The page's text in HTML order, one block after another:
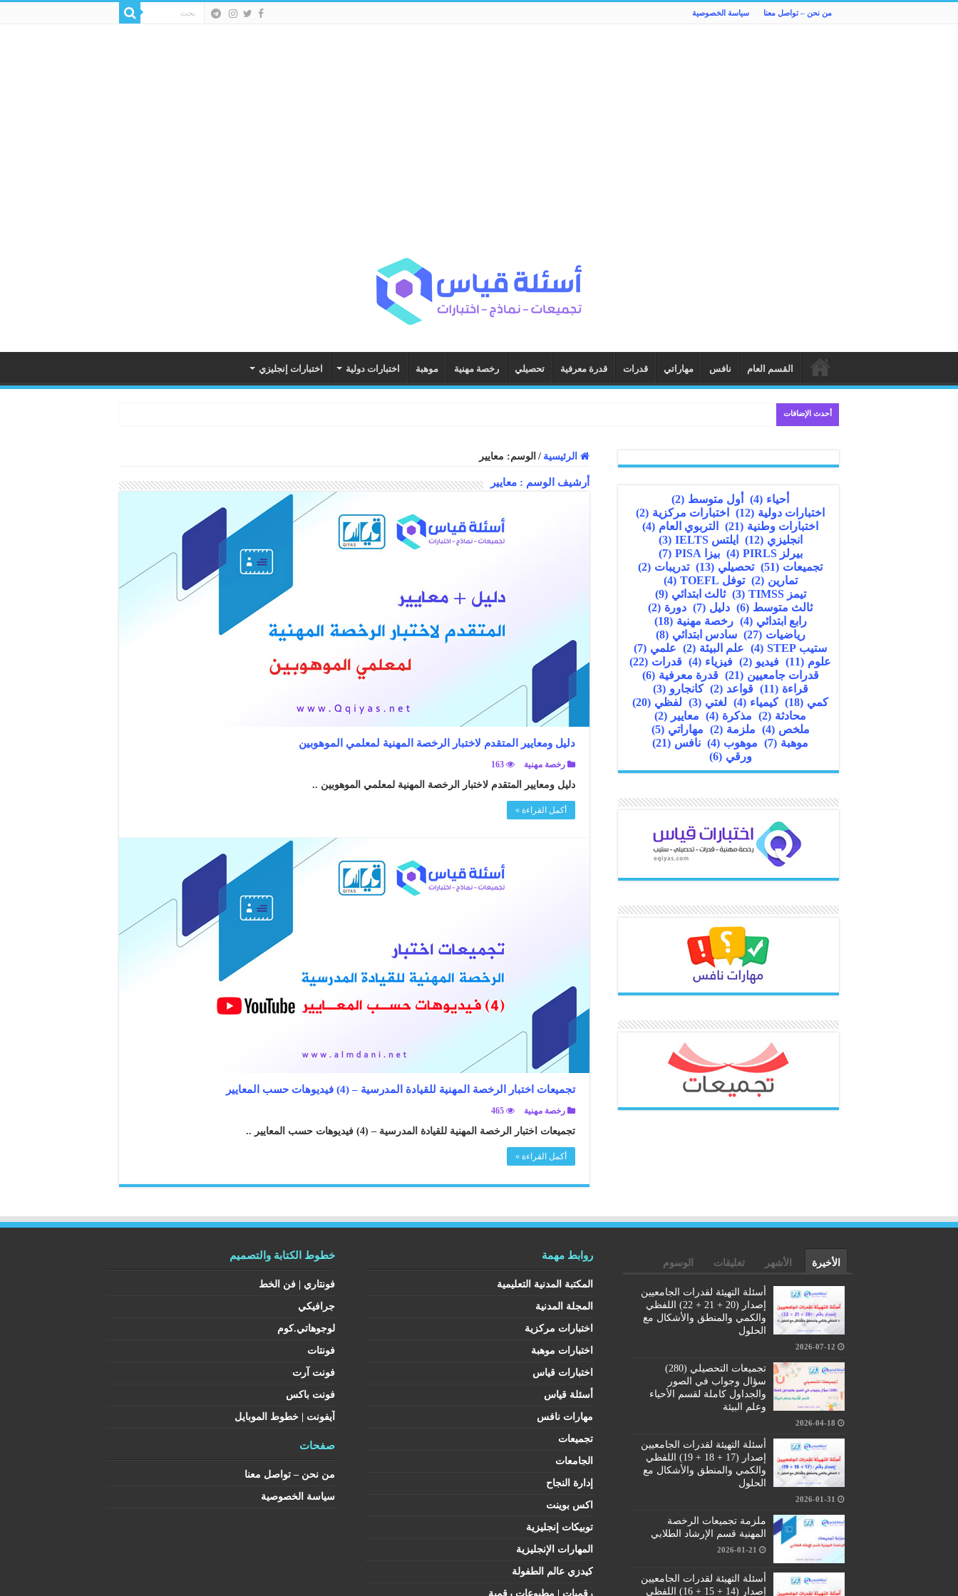
من نحن – تواصل معنا سياسة الخصوصية
القسم العام نافس مهاراتي قدرات قدرة معرفية تحصيلي رخصة مهنية موهبة اختبارات دولية اختبارات إنجليزي
أحدث الإضافات
الرئيسية / الوسم: معايير
أرشيف الوسم : معايير
دليل ومعايير المتقدم لاختبار الرخصة المهنية لمعلمي الموهوبين
رخصة مهنية 163
دليل ومعايير المتقدم لاختبار الرخصة المهنية لمعلمي الموهوبين ..
أكمل القراءة »
تجميعات اختبار الرخصة المهنية للقيادة المدرسية – (4) فيديوهات حسب المعايير
رخصة مهنية 465
تجميعات اختبار الرخصة المهنية للقيادة المدرسية – (4) فيديوهات حسب المعايير ..
أكمل القراءة »
أحياء (4) أول متوسط (2)
اختبارات دولية (12) اختبارات مركزية (2)
اختبارات وطنية (21) التربوي العام (4)
انجليزي (12) ايلتس IELTS
(3)
بيرلز PIRLS
(4) بيزا PISA
(7)
تجميعات (51) تحصيلي (13) تدريبات (2)
تمارين (2) توفل TOEFL
(4)
تيمز TIMSS
(3) ثالث ابتدائي (9)
ثالث متوسط (6) دليل (7) دورة (2)
رابع ابتدائي (4) رخصة مهنية (18)
رياضيات (27) سادس ابتدائي (8)
ستيب STEP
(4) علم البيئة (2) علمي (7)
علوم (11) فيديو (2) فيزياء (4) قدرات (22)
قدرات جامعيين (21) قدرة معرفية (6)
قراءة (11) قواعد (2) كانجارو (3)
كمي (18) كيمياء (4) لغتي (3) لفظي (20)
محادثة (2) مذكرة (4) معايير (2)
ملخص (4) ملزمة (2) مهاراتي (5)
موهبة (7) موهوب (4) نافس (21)
ورقي (6)
الأخيرة الأشهر تعليقات الوسوم
أسئلة التهيئة لقدرات الجامعيين
إصدار (20 + 21 + 22) اللفظي
والكمي والمنطق والأشكال مع
الحلول
2026-07-12
تجميعات التحصيلي (280)
سؤال وجواب في الصور
والجداول كاملة لقسم الأحياء
وعلم البيئة
2026-04-18
أسئلة التهيئة لقدرات الجامعيين
إصدار (17 + 18 + 19) اللفظي
والكمي والمنطق والأشكال مع
الحلول
2026-01-31
ملزمة تجميعات الرخصة
المهنية قسم الإرشاد الطلابي
2026-01-21
أسئلة التهيئة لقدرات الجامعيين
إصدار (14 + 15 + 16) اللفظي
روابط مهمة
المكتبة المدنية التعليمية
المجلة المدنية
اختبارات مركزية
اختبارات موهبة
اختبارات قياس
أسئلة قياس
مهارات نافس
تجميعات
الجامعات
إدارة النجاح
اكس بوينت
توبيكات إنجليزية
المهارات الإنجليزية
كيدزي عالم الطفولة
رقميات | مطبوعات رقمية
خطوط الكتابة والتصميم
فونتاري | فن الخط
جرافيكي
لوجوهاتي.كوم
فونتات
فونت آرت
فونت باكس
آيفونت | خطوط الموبايل
صفحات
من نحن – تواصل معنا
سياسة الخصوصية